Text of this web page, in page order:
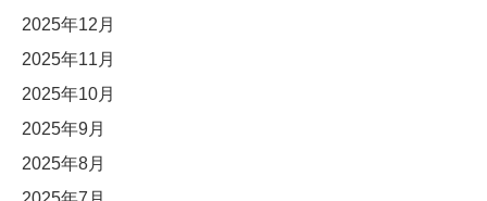
2025年12月
2025年11月
2025年10月
2025年9月
2025年8月